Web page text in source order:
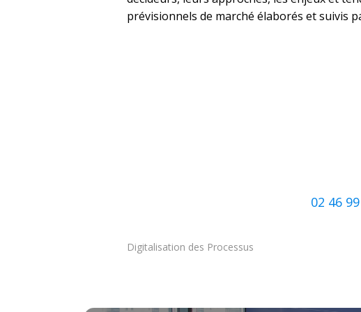
prévisionnels de marché élaborés et suivis
02 46
Digitalisation des Processus